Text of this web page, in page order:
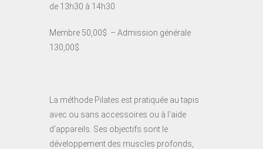
de 13h30 à 14h30
Membre 50,00$ – Admission générale
130,00$
La méthode Pilates est pratiquée au tapis
avec ou sans accessoires ou à l’aide
d’appareils. Ses objectifs sont le
développement des muscles profonds,